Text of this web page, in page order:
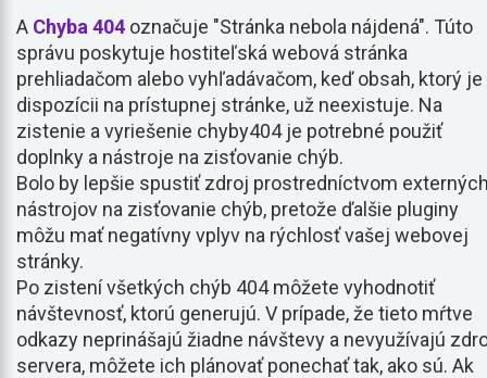
A Chyba 404 označuje "Stránka nebola nájdená". Túto
správu poskytuje hostiteľská webová stránka
prehliadačom alebo vyhľadávačom, keď obsah, ktorý je
dispozícii na prístupnej stránke, už neexistuje. Na
zistenie a vyriešenie chyby404 je potrebné použiť
doplnky a nástroje na zisťovanie chýb.
Bolo by lepšie spustiť zdroj prostredníctvom
nástrojov na zisťovanie chýb, pretože ďalšie pluginy
môžu mať negatívny vplyv na rýchlosť vašej webovej
stránky.
Po zistení všetkých chýb 404 môžete vyhodnotiť
návštevnosť, ktorú generujú. V prípade, že tieto mŕtve
odkazy neprinášajú žiadne návštevy a nevyužívajú
servera, môžete ich plánovať ponechať tak, ako sú. Ak